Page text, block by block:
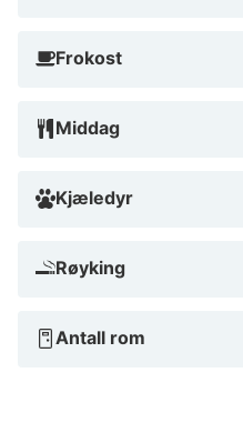
Frokost
Middag
Kjæledyr
Røyking
Antall rom